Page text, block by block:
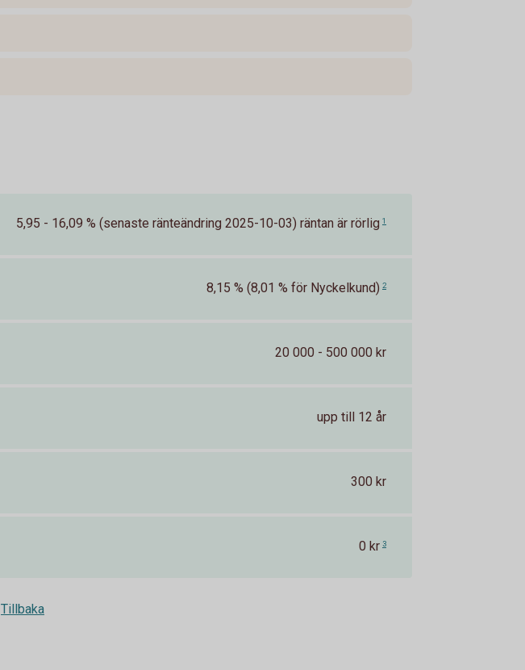
5,95 - 16,09 % (senaste ränteändring 2025-10-03) räntan är rörlig 1
8,15 % (8,01 % för Nyckelkund) 2
20 000 - 500 000 kr
upp till 12 år
300 kr
0 kr 3
Tillbaka